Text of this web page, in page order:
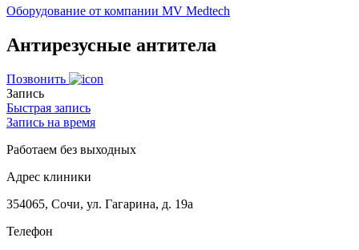
Оборудование от компании MV Medtech
Антирезусные антитела
Позвонить
Запись
Быстрая запись
Запись на время
Работаем без выходных
Адрес клиники
354065, Сочи, ул. Гагарина, д. 19а
Телефон